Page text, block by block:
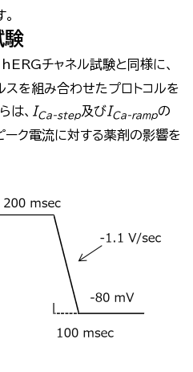
験
hERGチャネル試験と同様に、
スを組み合わせたプロトコルを
は、
ICa-step及びICa-rampの
ーク電流に対する薬剤の影響を